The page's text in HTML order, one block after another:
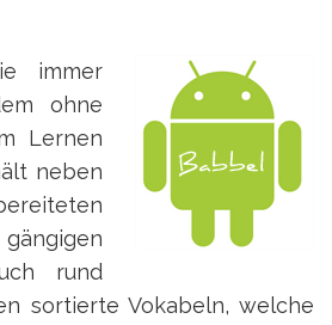
immer
ohne
Lernen
neben
rund
sortierte Vokabeln, welche